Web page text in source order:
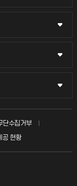
단수집거부
공 현황